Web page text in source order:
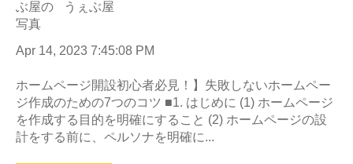
うぇぶ屋
Apr 14, 2023 7:45:08 PM
ホームページ開設初心者必見！】失敗しないホームペー
ジ作成のための7つのコツ ■1. はじめに (1) ホームページ
を作成する目的を明確にすること (2) ホームページの設
計をする前に、ペルソナを明確に...